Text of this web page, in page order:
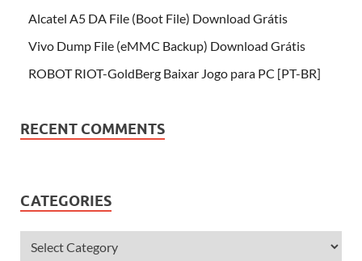
Alcatel A5 DA File (Boot File) Download Grátis
Vivo Dump File (eMMC Backup) Download Grátis
ROBOT RIOT-GoldBerg Baixar Jogo para PC [PT-BR]
RECENT COMMENTS
CATEGORIES